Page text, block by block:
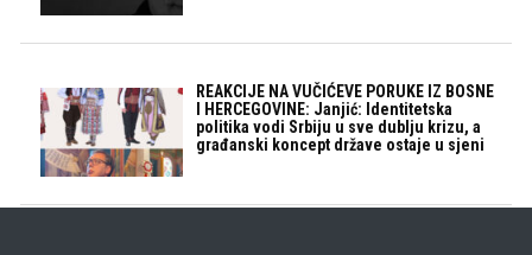
REAKCIJE NA VUČIĆEVE PORUKE IZ BOSNE
I HERCEGOVINE: Janjić: Identitetska
politika vodi Srbiju u sve dublju krizu, a
građanski koncept države ostaje u sjeni